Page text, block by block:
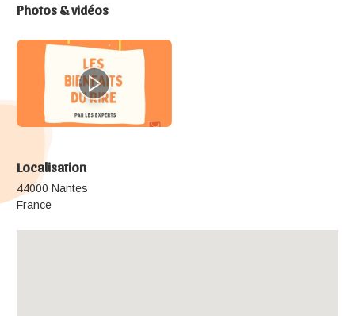
Photos & vidéos
Localisation
44000 Nantes
France